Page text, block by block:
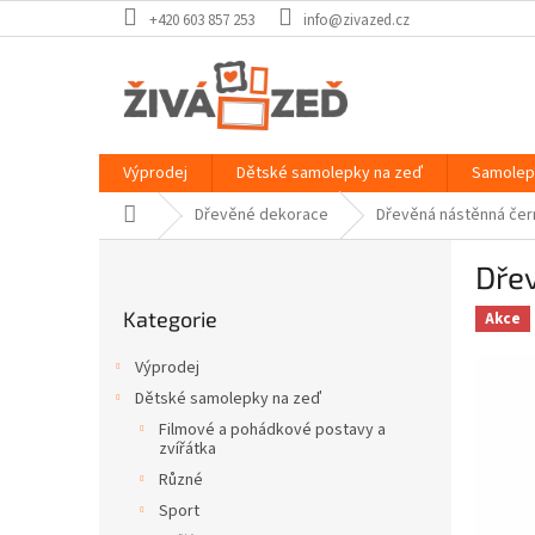
na
+420 603 857 253 info@zivazed.cz
Výprodej Dětské samolepky na zeď
Domů Dřevěné dekorace Dřevěná nástěnná
kategorie
Kategorie
Výprodej
Dětské samolepky na zeď
Filmové a pohádkové postavy a
zvířátka
Různé
Sport
Akce